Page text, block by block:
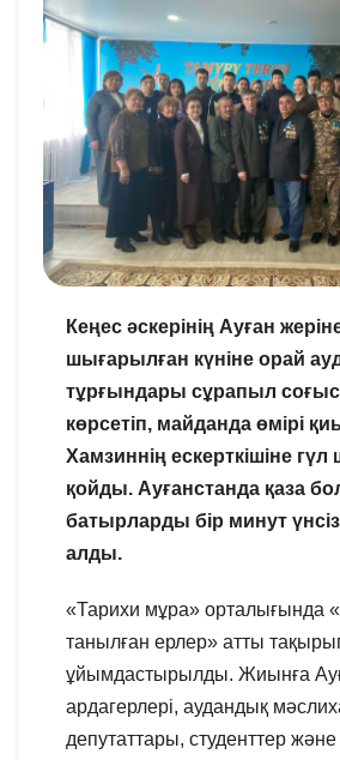
Кеңес әскерінің Ауған
шығарылған күніне орай
тұрғындары сұрапыл
көрсетіп, майданда өмірі
Хамзиннің ескерткішіне
қойды. Ауғанстанда қаза
батырларды бір минут
алды.
«Тарихи мұра» орталығында
танылған ерлер» атты
ұйымдастырылды. Жиынға
ардагерлері, аудандық
депутаттары, студенттер